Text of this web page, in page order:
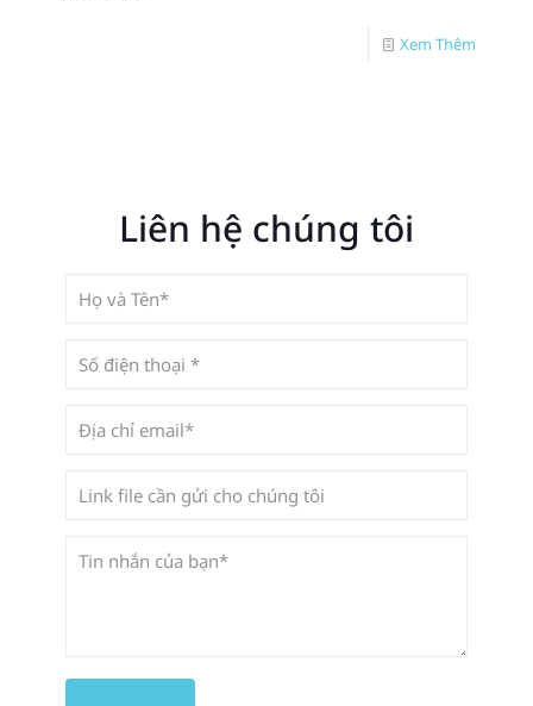
Xem Thêm
Liên hệ chúng tôi